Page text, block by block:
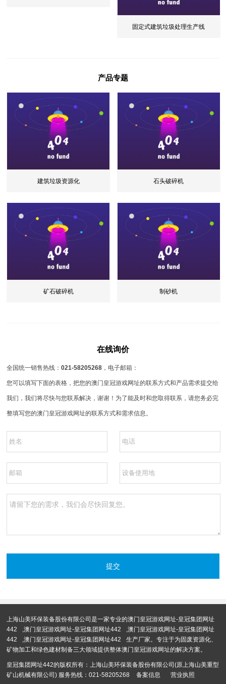
固定式建筑垃圾处理生产线
产品专题
建筑垃圾资源化 石头破碎机
矿石破碎机 制砂机
在线询价
全国统一销售热线：021-58205268 ，电子邮箱：
您可以填写下面的表格，把您的澳门皇冠游戏网址的联系方式和产品需求提交给
我们，我们将尽快与您联系解决，谢谢！为了能及时和您取得联系，请您务必完
整填写您的澳门皇冠游戏网址的联系方式和需求信息。
上海山美环保装备股份有限公司是一家专业的澳门皇冠游戏网址-皇冠集团网址
442
,澳门皇冠游戏网址-皇冠集团网址442 ,澳门皇冠游戏网址-皇冠集团网址
442
,澳门皇冠游戏网址-皇冠集团网址442
生产厂家。专注于为固废资源化、
矿物加工和绿色建材制备三大领域提供整体澳门皇冠游戏网址的解决方案。
皇冠集团网址442的版权所有：上海山美环保装备股份有限公司(原上海山美重型
矿山机械有限公司) 服务热线：021-58205268
备案信息 营业执照